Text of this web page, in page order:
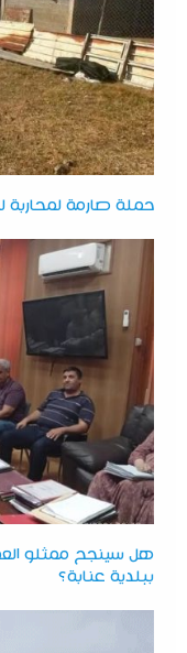
حملة صارمة لمحاربة
هل سينجح ممثلو
ببلدية عنابة؟